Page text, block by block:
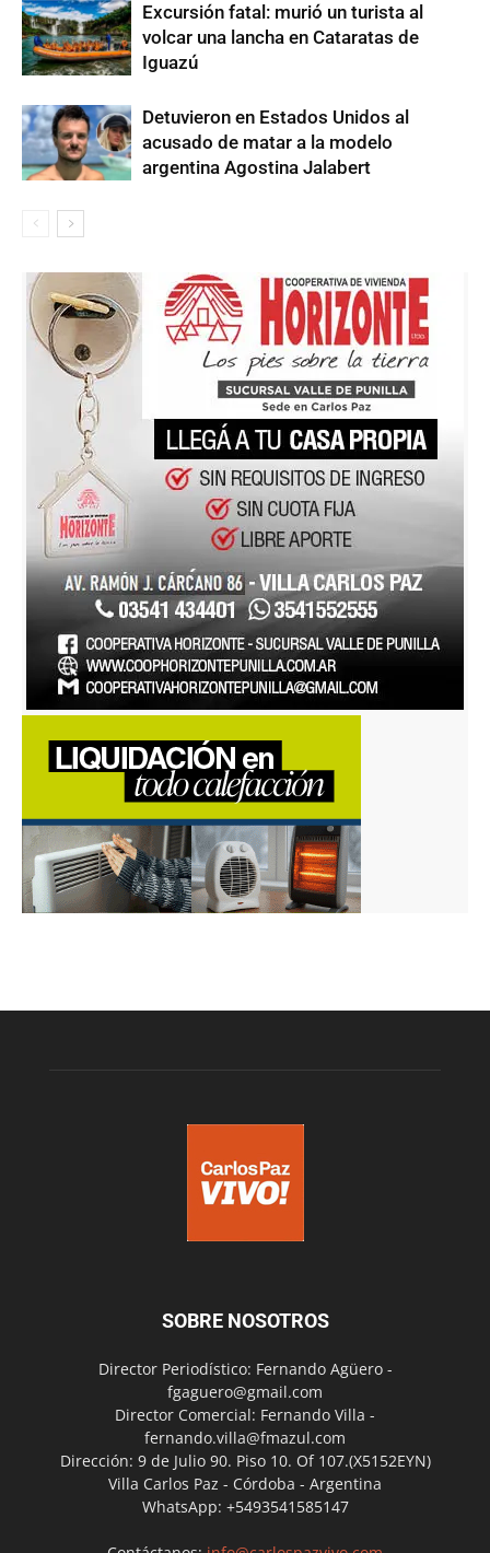
Excursión fatal: murió un turista al
volcar una lancha en Cataratas de
Iguazú
Detuvieron en Estados Unidos al
acusado de matar a la modelo
argentina Agostina Jalabert
SOBRE NOSOTROS
Director Periodístico: Fernando Agüero -
fgaguero@gmail.com
Director Comercial: Fernando Villa -
fernando.villa@fmazul.com
Dirección: 9 de Julio 90. Piso 10. Of 107.(X5152EYN)
Villa Carlos Paz - Córdoba - Argentina
WhatsApp: +5493541585147